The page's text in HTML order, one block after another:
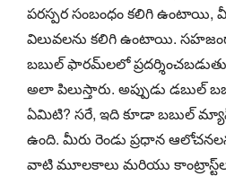
పరస్పర సంబంధం కలిగి ఉంటాయి,
విలువలను కలిగి ఉంటాయి.
బబుల్ ఫారమ్‌లలో
అలా పిలుస్తారు. అప్పుడు డబుల్
ఏమిటి? సరే, ఇది కూడా బబుల్
ఉంది. మీరు రెండు ప్రధాన
వాటి మూలకాలు మరియు